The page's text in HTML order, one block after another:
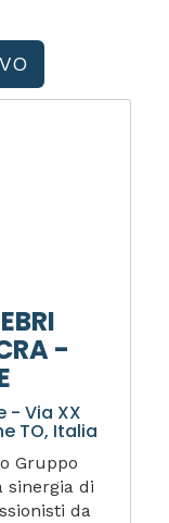
-
- Via XX
TO, Italia
Gruppo
sinergia di
da